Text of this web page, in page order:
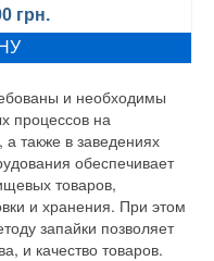
грн.
цена:
и необходимы
процессов на
также в заведениях
обеспечивает
товаров,
и хранения. При этом
запайки позволяет
и качество товаров.